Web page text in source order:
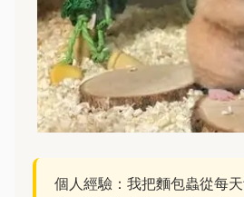
個人經驗：我把麵包蟲從每